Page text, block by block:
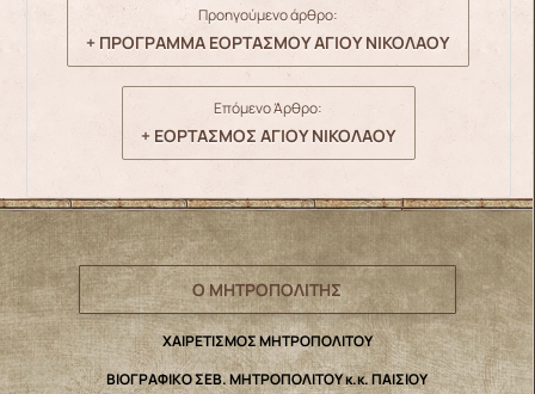
Προηγούμενο άρθρο:
+ ΠΡΟΓΡΑΜΜΑ ΕΟΡΤΑΣΜΟΥ ΑΓΙΟΥ ΝΙΚΟΛΑΟΥ
Επόμενο Άρθρο:
+ ΕΟΡΤΑΣΜΟΣ ΑΓΙΟΥ ΝΙΚΟΛΑΟΥ
Ο ΜΗΤΡΟΠΟΛΙΤΗΣ
ΧΑΙΡΕΤΙΣΜΟΣ ΜΗΤΡΟΠΟΛΙΤΟΥ
ΒΙΟΓΡΑΦΙΚΟ ΣΕΒ. ΜΗΤΡΟΠΟΛΙΤΟΥ κ.κ. ΠΑΙΣΙΟΥ